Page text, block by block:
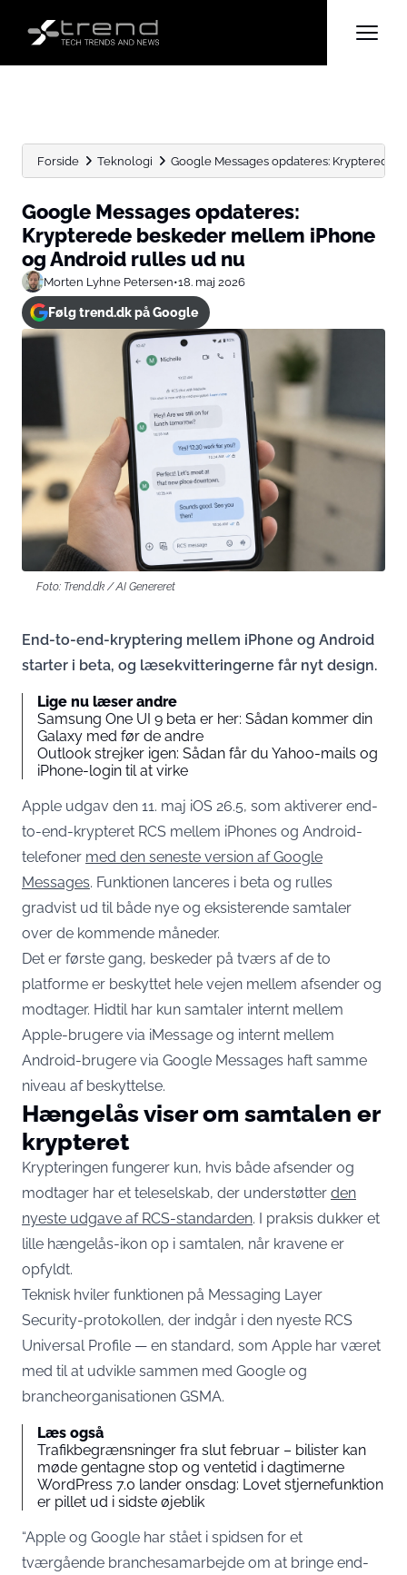
Forside Teknologi Google Messages opdateres: Krypterede
Google Messages opdateres:
Krypterede beskeder mellem iPhone
og Android rulles ud nu
Morten Lyhne Petersen•18. maj 2026
Følg trend.dk på Google
Foto: Trend.dk / AI Genereret
End-to-end-kryptering mellem iPhone og Android
starter i beta, og læsekvitteringerne får nyt design.
Lige nu læser andre
Samsung One UI 9 beta er her: Sådan kommer din
Galaxy med før de andre
Outlook strejker igen: Sådan får du Yahoo-mails og
iPhone-login til at virke
Apple udgav den 11. maj iOS 26.5, som aktiverer end-
to-end-krypteret RCS mellem iPhones og Android-
telefoner med den seneste version af Google
Messages. Funktionen lanceres i beta og rulles
gradvist ud til både nye og eksisterende samtaler
over de kommende måneder.
Det er første gang, beskeder på tværs af de to
platforme er beskyttet hele vejen mellem afsender og
modtager. Hidtil har kun samtaler internt mellem
Apple-brugere via iMessage og internt mellem
Android-brugere via Google Messages haft samme
niveau af beskyttelse.
Hængelås viser om samtalen er
krypteret
Krypteringen fungerer kun, hvis både afsender og
modtager har et teleselskab, der understøtter den
nyeste udgave af RCS-standarden. I praksis dukker et
lille hængelås-ikon op i samtalen, når kravene er
opfyldt.
Teknisk hviler funktionen på Messaging Layer
Security-protokollen, der indgår i den nyeste RCS
Universal Profile — en standard, som Apple har været
med til at udvikle sammen med Google og
brancheorganisationen GSMA.
Læs også
Trafikbegrænsninger fra slut februar – bilister kan
møde gentagne stop og ventetid i dagtimerne
WordPress 7.0 lander onsdag: Lovet stjernefunktion
er pillet ud i sidste øjeblik
“Apple og Google har stået i spidsen for et
tværgående branchesamarbejde om at bringe end-